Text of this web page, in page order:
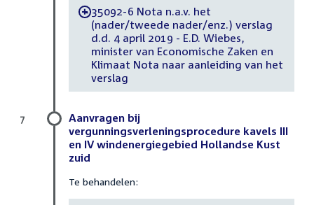
-35092-6 Nota n.a.v. het
(nader/tweede nader/enz.) verslag
d.d. 4 april 2019 - E.D. Wiebes,
minister van Economische Zaken en
Klimaat Nota naar aanleiding van het
verslag
Aanvragen bij
vergunningsverleningsprocedure kavels III
en IV windenergiegebied Hollandse Kust
zuid
Te behandelen:
7